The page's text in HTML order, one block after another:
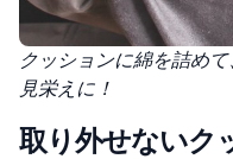
クッションに綿を詰め
見栄えに！
取り外せないク